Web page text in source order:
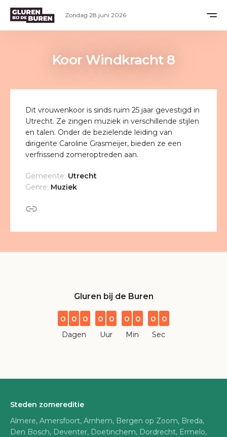
Koor Windkracht 8
Dit vrouwenkoor is sinds ruim 25 jaar gevestigd in
Utrecht. Ze zingen muziek in verschillende stijlen
en talen. Onder de bezielende leiding van
dirigente Caroline Grasmeijer, bieden ze een
verfrissend zomeroptreden aan.
Gemeente: Utrecht
Genre: Muziek
Gluren bij de Buren
0 0 0
Dagen
0 0
Uur
0 0
Min
0 0
Sec
Steden zomereditie
Almere, Amersfoort, Arnhem, Bergen op Zoom, Breda,
Den Bosch, Deventer, Doetinchem, Dordrecht, Ermelo,
Zondag 28 juni 2026